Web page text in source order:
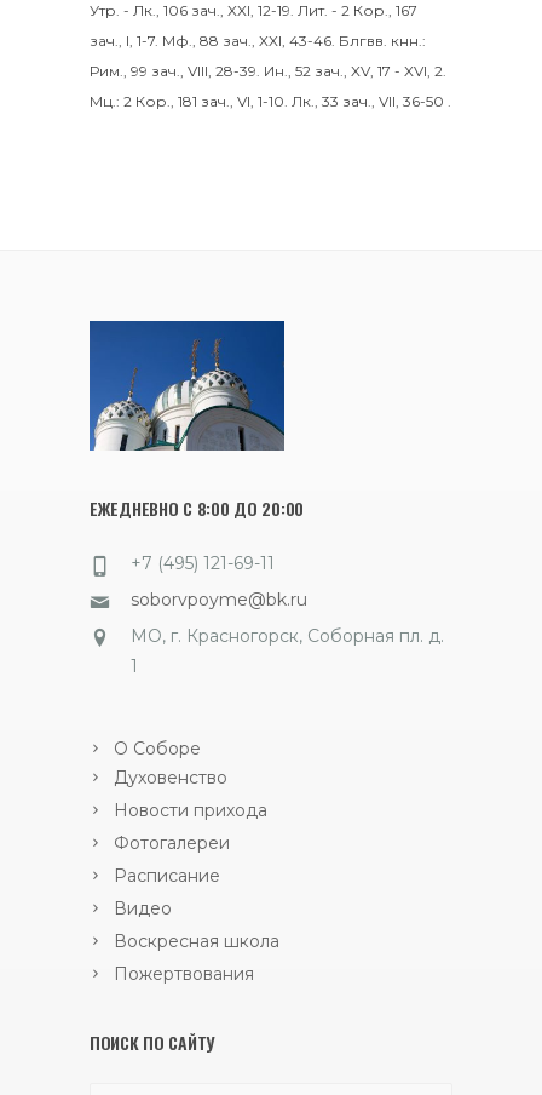
Утр. - Лк., 106 зач., XXI, 12-19. Лит. - 2 Кор., 167
зач., I, 1-7. Мф., 88 зач., XXI, 43-46. Блгвв. кнн.:
Рим., 99 зач., VIII, 28-39. Ин., 52 зач., XV, 17 - XVI, 2.
Мц.: 2 Кор., 181 зач., VI, 1-10. Лк., 33 зач., VII, 36-50 .
ЕЖЕДНЕВНО С 8:00 ДО 20:00
+7 (495) 121-69-11
soborvpoyme@bk.ru
МО, г. Красногорск, Соборная пл. д.
1
О Соборе
Духовенство
Новости прихода
Фотогалереи
Расписание
Видео
Воскресная школа
Пожертвования
ПОИСК ПО САЙТУ